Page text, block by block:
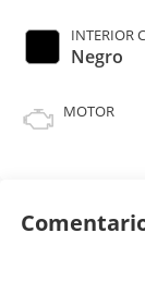
INTERIOR
Negro
MOTOR